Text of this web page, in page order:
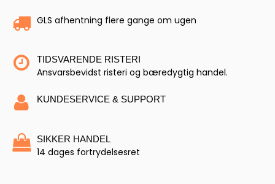
GLS afhentning flere gange om ugen
TIDSVARENDE RISTERI
Ansvarsbevidst risteri og bæredygtig handel.
KUNDESERVICE & SUPPORT
SIKKER HANDEL
14 dages fortrydelsesret